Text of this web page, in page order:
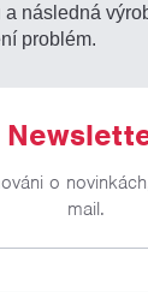
následná
problém.
o
mail.